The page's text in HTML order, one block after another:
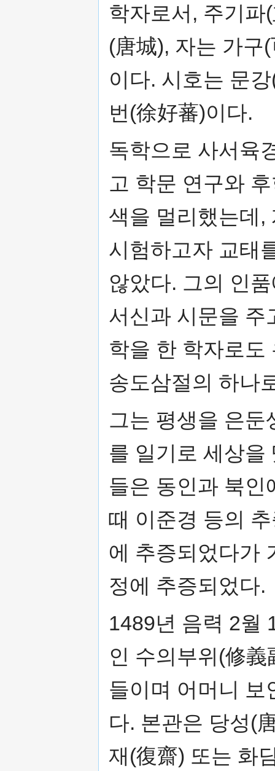
학자로서, 주기파
(唐城), 자는 가구
이다. 시호는 문
번(徐好蕃)이다.
독학으로 사서육
고 학문 연구와
색을 멀리했는데,
시험하고자 교태
않았다. 그의 인
서신과 시문을 주
학을 한 학자로도
송도삼절의 하나
그는 평생을 은둔
를 일기로 세상을
들은 동인과 북인
때 이준경 등의
에 추증되었다가
정에 추증되었다.
1489년 음력 2월
인 수의부위(修
들이며 어머니 보
다. 본관은 당성(
재(復齋) 또는 화